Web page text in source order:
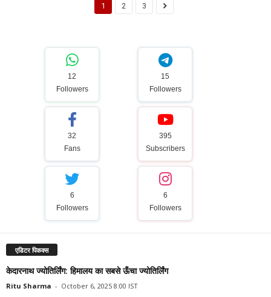
1 2 3
12
Followers
15
Followers
32
Fans
395
Subscribers
6
Followers
6
Followers
एडिटर पिकक्स
केदारनाथ ज्योतिर्लिंग: हिमालय का सबसे ऊँचा ज्योतिर्लिंग
Ritu Sharma - October 6, 2025 8:00 IST